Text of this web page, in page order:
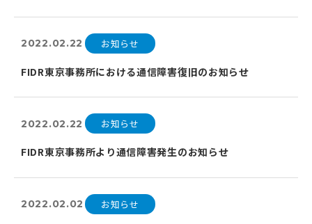
2022.02.22 お知らせ
FIDR東京事務所における通信障害復旧のお知らせ
2022.02.22 お知らせ
FIDR東京事務所より通信障害発生のお知らせ
2022.02.02 お知らせ